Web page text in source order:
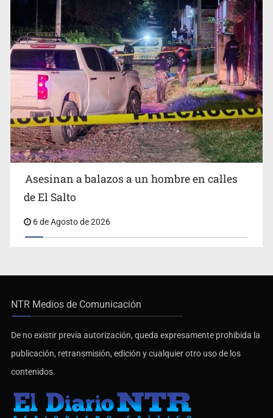
Asesinan a balazos a un hombre en calles
de El Salto
6 de Agosto de 2026
NTR Medios de Comunicación
De no existir previa autorización, queda expresamente prohibida la
publicación, retransmisión, edición y cualquier otro uso de los
contenidos.